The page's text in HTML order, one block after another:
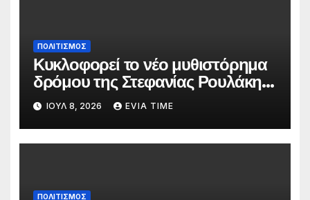
ΠΟΛΙΤΙΣΜΟΣ
Κυκλοφορεί το νέο μυθιστόρημα
δρόμου της Στεφανίας Ρουλάκη
«Το Βανάκι»
ΙΟΎΛ 8, 2026 EVIA TIME
ΠΟΛΙΤΙΣΜΟΣ